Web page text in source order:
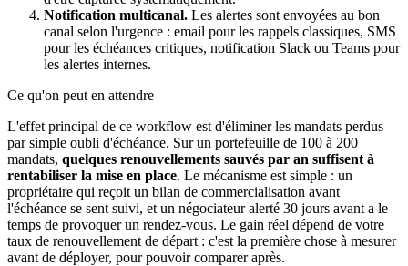
Notification multicanal. Les alertes sont envoyées au bon
canal selon l'urgence : email pour les rappels classiques, SMS
pour les échéances critiques, notification Slack ou Teams pour
les alertes internes.
Ce qu'on peut en attendre
L'effet principal de ce workflow est d'éliminer les mandats perdus
par simple oubli d'échéance. Sur un portefeuille de 100 à 200
mandats, quelques renouvellements sauvés par an suffisent à
rentabiliser la mise en place. Le mécanisme est simple : un
propriétaire qui reçoit un bilan de commercialisation avant
l'échéance se sent suivi, et un négociateur alerté 30 jours avant a le
temps de provoquer un rendez-vous. Le gain réel dépend de votre
taux de renouvellement de départ : c'est la première chose à mesurer
avant de déployer, pour pouvoir comparer après.